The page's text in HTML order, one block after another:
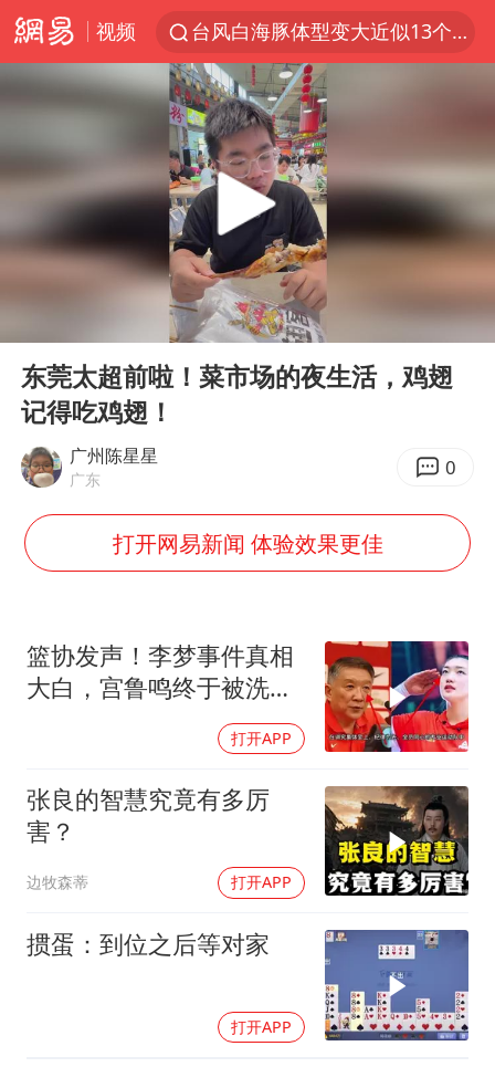
视频
台风白海豚体型变大近似13个浙江面积
女子开一天一夜空调后二氧化碳中毒
泰国校园枪击案死亡人数升至7人
汪峰阻止14岁女儿买大牌
“立秋的第一杯奶茶”又爆单了
河南回应带薪错峰休假通知引争议
改名后的“青海拉面”店
东方之约 相约未来
Play
04:08
东莞太超前啦！菜市场的夜生活，鸡翅
记得吃鸡翅！
广州陈星星
广东 0
打开网易新闻 体验效果更佳
篮协发声！李梦事件真相
大白，宫鲁鸣终于被洗清
打开APP
张良的智慧究竟有多厉
害？
边牧森蒂 打开APP
掼蛋：到位之后等对家
打开APP